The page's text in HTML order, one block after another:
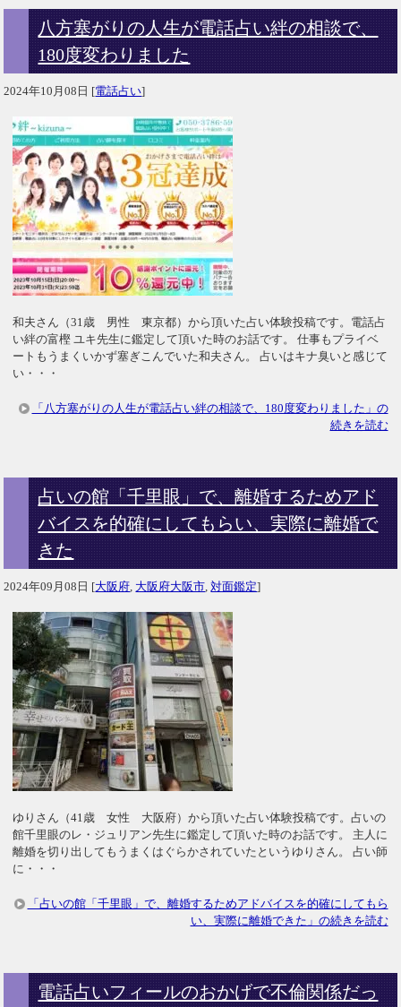
八方塞がりの人生が電話占い絆の相談で、
180度変わりました
2024年10月08日 [電話占い]
和夫さん（31歳 男性 東京都）から頂いた占い体験投稿です。電話占
い絆の富樫 ユキ先生に鑑定して頂いた時のお話です。 仕事もプライベ
ートもうまくいかず塞ぎこんでいた和夫さん。 占いはキナ臭いと感じて
い・・・
「八方塞がりの人生が電話占い絆の相談で、180度変わりました」の
続きを読む
占いの館「千里眼」で、離婚するためアド
バイスを的確にしてもらい、実際に離婚で
きた
2024年09月08日 [大阪府 大阪府大阪市 ,対面鑑定]
ゆりさん（41歳 女性 大阪府）から頂いた占い体験投稿です。占いの
館千里眼のレ・ジュリアン先生に鑑定して頂いた時のお話です。 主人に
離婚を切り出してもうまくはぐらかされていたというゆりさん。 占い師
に・・・
「占いの館「千里眼」で、離婚するためアドバイスを的確にしてもら
い、実際に離婚できた」の続きを読む
電話占いフィールのおかげで不倫関係だっ